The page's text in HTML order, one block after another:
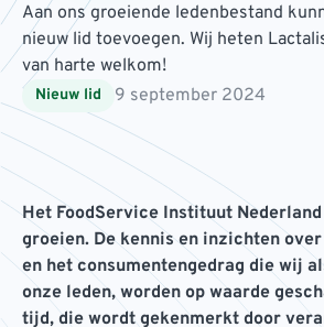
Aan ons groeiende ledenbestand
nieuw lid toevoegen. Wij heten
van harte welkom!
Nieuw lid 9 september 2024
Het FoodService Instituut
groeien. De kennis en inzichten
en het consumentengedrag die wij
onze leden, worden op waarde
tijd, die wordt gekenmerkt door